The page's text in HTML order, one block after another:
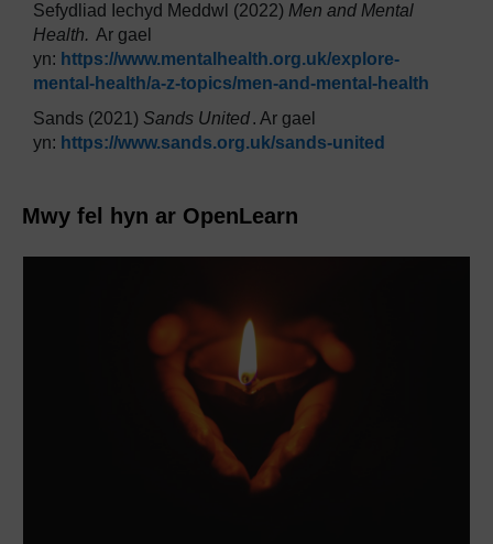
Sefydliad Iechyd Meddwl (2022) Men and Mental
Health. Ar gael
yn: https://www.mentalhealth.org.uk/explore-
mental-health/a-z-topics/men-and-mental-health
Sands (2021) Sands United. Ar gael
yn: https://www.sands.org.uk/sands-united
Mwy fel hyn ar OpenLearn